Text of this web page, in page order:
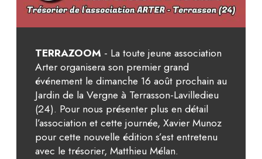
TERRAZOOM - La toute jeune association
Arter organisera son premier grand
événement le dimanche 16 août prochain au
Jardin de la Vergne à Terrasson-Lavilledieu
(24). Pour nous présenter plus en détail
l’association et cette journée, Xavier Munoz
pour cette nouvelle édition s’est entretenu
avec le trésorier, Matthieu Mélan.